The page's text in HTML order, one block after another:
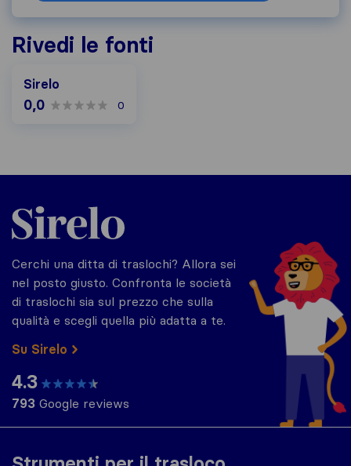
Rivedi le fonti
Sirelo
0,0 0
Sirelo.it
Cerchi una ditta di traslochi? Allora sei
nel posto giusto. Confronta le società
di traslochi sia sul prezzo che sulla
qualità e scegli quella più adatta a te.
Su Sirelo
4.3
793 Google reviews